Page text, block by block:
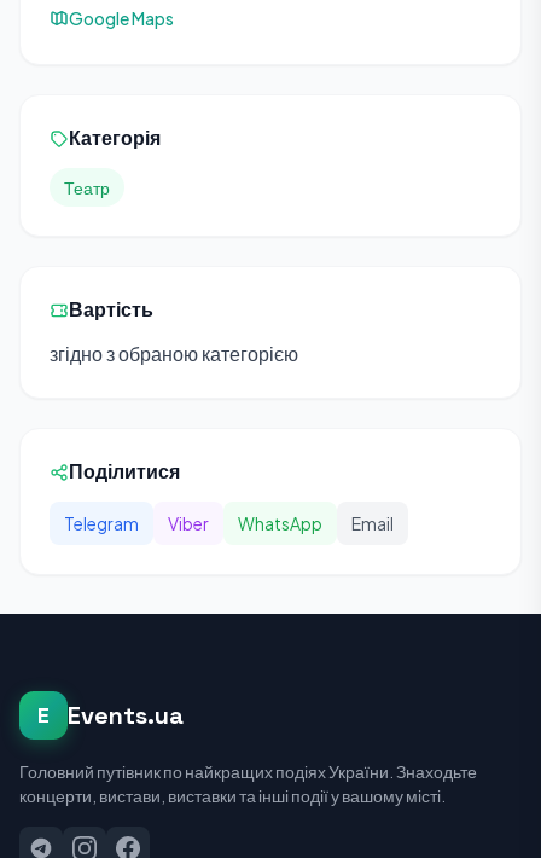
Google Maps
Категорія
Театр
Вартість
згідно з обраною категорією
Поділитися
Telegram Viber WhatsApp Email
E Events.ua
Головний путівник по найкращих подіях України. Знаходьте
концерти, вистави, виставки та інші події у вашому місті.